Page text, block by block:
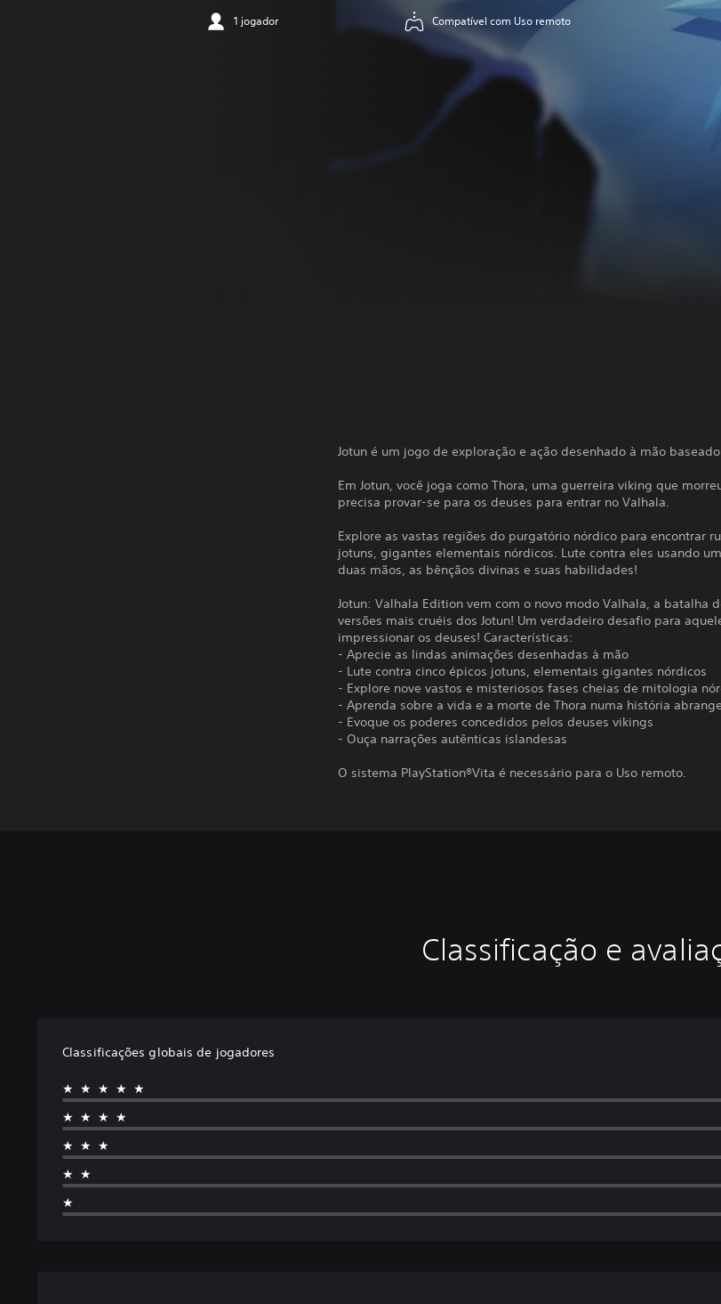
1 jogador Compatível com Uso remoto
Jotun é um jogo de exploração e ação desenhado à mão
Em Jotun, você joga como Thora, uma guerreira viking que
precisa provar-se para os deuses para entrar no Valhala.
Explore as vastas regiões do purgatório nórdico para encontrar
jotuns, gigantes elementais nórdicos. Lute contra eles usando
duas mãos, as bênçãos divinas e suas habilidades!
Jotun: Valhala Edition vem com o novo modo Valhala, a batalha
versões mais cruéis dos Jotun! Um verdadeiro desafio para
impressionar os deuses! Características:
- Aprecie as lindas animações desenhadas à mão
- Lute contra cinco épicos jotuns, elementais gigantes nórdicos
- Explore nove vastos e misteriosos fases cheias de mitologia
- Aprenda sobre a vida e a morte de Thora numa história
- Evoque os poderes concedidos pelos deuses vikings
- Ouça narrações autênticas islandesas
O sistema PlayStation®Vita é necessário para o Uso remoto.
Classificação e
Classificações globais de jogadores
★★★★★
★★★★
★★★
★★
★